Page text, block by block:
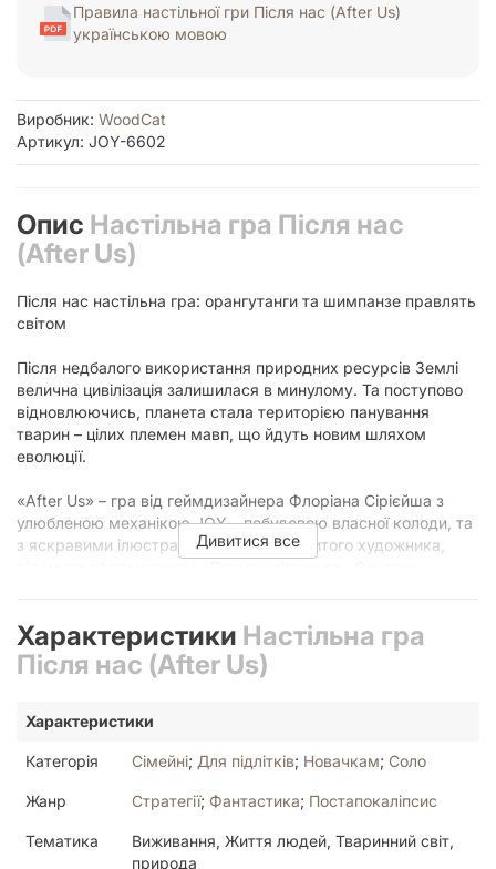
Правила настільної гри Після нас (After Us)
українською мовою
Виробник: WoodCat
Артикул: JOY-6602
Опис Настільна гра Після нас
(After Us)
Після нас настільна гра: орангутанги та шимпанзе правлять
світом
Після недбалого використання природних ресурсів Землі
велична цивілізація залишилася в минулому. Та поступово
відновлюючись, планета стала територією панування
тварин – цілих племен мавп, що йдуть новим шляхом
еволюції.
«After Us» – гра від геймдизайнера Флоріана Сірієйша з
улюбленою механікою JOY – побудовою власної колоди, та
з яскравими ілюстраціями від талановитого художника,
На початку партії колода кожного гравця містить карти
мавп лише одного типу – тамарини, а в ході гри гравці
раунд складається з трьох фаз:
та розміщує їх в ряд під планшетом так, щоб отримати з
них максимальну вигоду. Символи на картах розміщені
таким чином, що можуть збігатися з комірками на сусідніх
Дивитися все
Характеристики Настільна гра
Після нас (After Us)
Характеристики
Категорія Сімейні; Для підлітків; Новачкам; Соло
Жанр Стратегії; Фантастика; Постапокаліпсис
Тематика
Виживання, Життя людей, Тваринний світ,
природа